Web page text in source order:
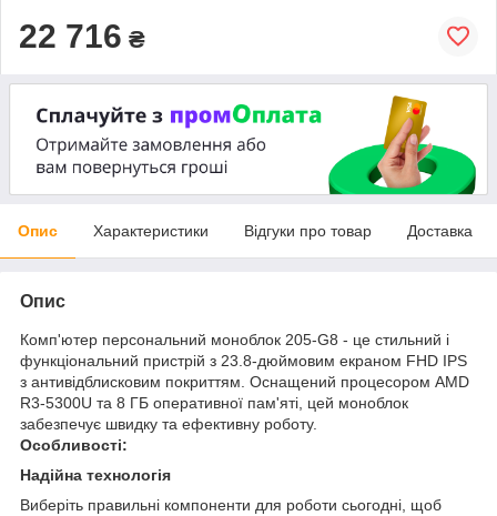
22 716 ₴
Опис Характеристики Відгуки про товар Доставка
Опис
Комп'ютер персональний моноблок 205-G8 - це стильний і
функціональний пристрій з 23.8-дюймовим екраном FHD IPS
з антивідблисковим покриттям. Оснащений процесором AMD
R3-5300U та 8 ГБ оперативної пам'яті, цей моноблок
забезпечує швидку та ефективну роботу.
Особливості:
Надійна технологія
Виберіть правильні компоненти для роботи сьогодні, щоб